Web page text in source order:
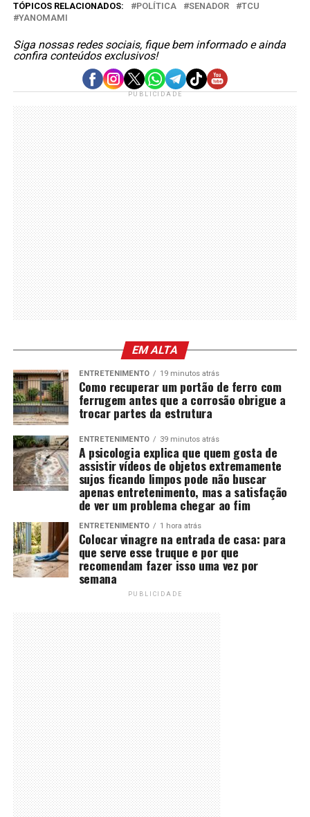
TÓPICOS RELACIONADOS: POLÍTICA SENADOR
TCU
YANOMAMI
Siga nossas redes sociais, fique bem informado e ainda
confira conteúdos exclusivos!
PUBLICIDADE
EM ALTA
ENTRETENIMENTO 19 minutos atrás
Como recuperar um portão de ferro com
ferrugem antes que a corrosão obrigue a
trocar partes da estrutura
ENTRETENIMENTO 39 minutos atrás
A psicologia explica que quem gosta de
assistir vídeos de objetos extremamente
sujos ficando limpos pode não buscar
apenas entretenimento, mas a satisfação
de ver um problema chegar ao fim
ENTRETENIMENTO 1 hora atrás
Colocar vinagre na entrada de casa: para
que serve esse truque e por que
recomendam fazer isso uma vez por
semana
PUBLICIDADE